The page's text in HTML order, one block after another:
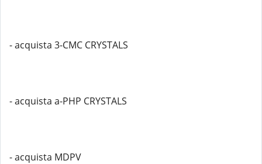
- acquista 3-CMC CRYSTALS
- acquista a-PHP CRYSTALS
- acquista MDPV